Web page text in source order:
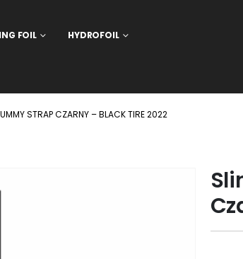
FOIL
HYDROFOIL
STRAP CZARNY – BLACK TIRE 2022